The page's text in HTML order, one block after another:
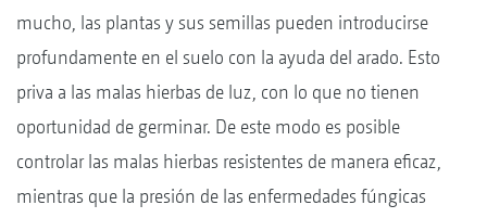
mucho, las plantas y sus semillas pueden introducirse
profundamente en el suelo con la ayuda del arado. Esto
priva a las malas hierbas de luz, con lo que no tienen
oportunidad de germinar. De este modo es posible
controlar las malas hierbas resistentes de manera eficaz,
mientras que la presión de las enfermedades fúngicas